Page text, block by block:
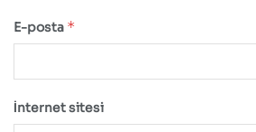
E-posta *
İnternet sitesi